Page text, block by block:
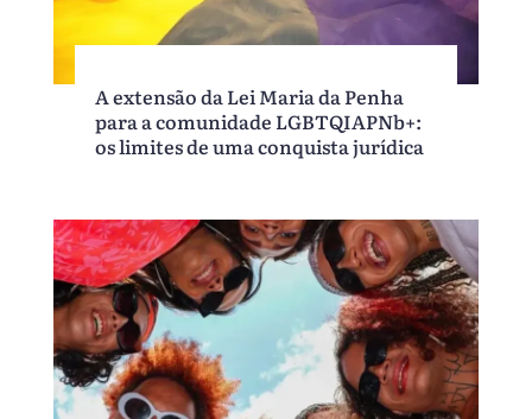
A extensão da Lei Maria da Penha
para a comunidade LGBTQIAPNb+:
os limites de uma conquista jurídica